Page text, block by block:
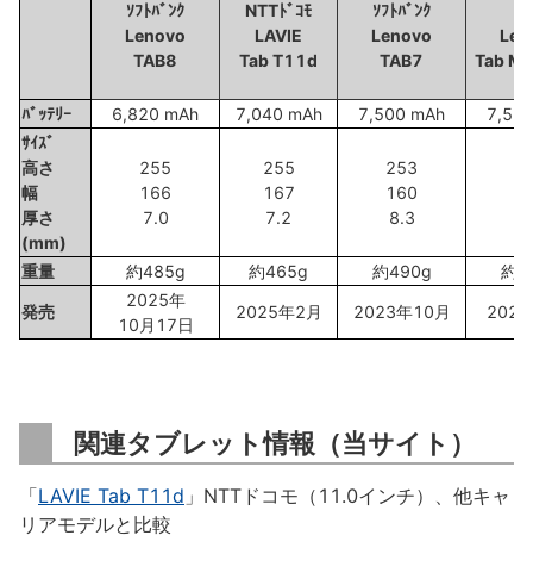
ｿﾌﾄﾊﾞﾝｸ
Lenovo
TAB8
NTTﾄﾞｺﾓ
LAVIE
Tab T11d
ｿﾌﾄﾊﾞﾝｸ
Lenovo
TAB7
Tab
ﾊﾞｯﾃﾘｰ 6,820 mAh 7,040 mAh 7,500 mAh
ｻｲｽﾞ
高さ
幅
厚さ
(mm)
255
166
7.0
255
167
7.2
253
160
8.3
重量 約485g 約465g 約490g
約
発売
2025年
10月17日
2025年2月 2023年10月 2024
関連タブレット情報（当サイト）
「LAVIE Tab T11d 」NTTドコモ（11.0インチ）、他キャ
リアモデルと比較